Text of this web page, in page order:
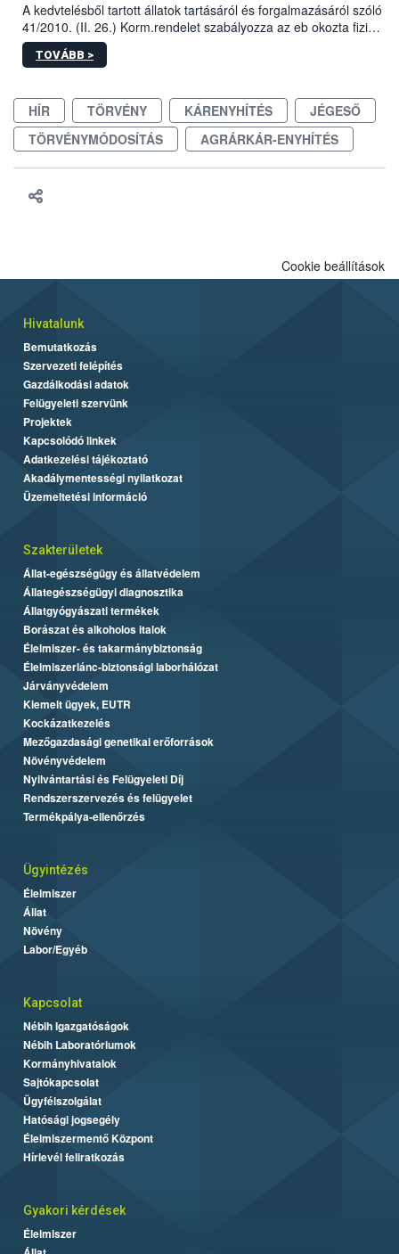
A kedvtelésből tartott állatok tartásáról és forgalmazásáról szóló
41/2010. (II. 26.) Korm.rendelet szabályozza az eb okozta fizikai
sérülés, illetve ennek veszélye keletkezésekor felmerülő
hatósági feladatokat, valamint a veszélyes eb tartását és annak
vonni az ebek viselkedésének megítélésében jártas szakértőt.
TOVÁBB >
HÍR TÖRVÉNY KÁRENYHÍTÉS
JÉGESŐ
TÖRVÉNYMÓDOSÍTÁS
AGRÁRKÁR-ENYHÍTÉS
Cookie beállítások
Hivatalunk
Bemutatkozás
Szervezeti felépítés
Gazdálkodási adatok
Felügyeleti szervünk
Projektek
Kapcsolódó linkek
Adatkezelési tájékoztató
Akadálymentességi nyilatkozat
Üzemeltetési információ
Szakterületek
Állat-egészségügy és állatvédelem
Állategészségügyi diagnosztika
Állatgyógyászati termékek
Borászat és alkoholos italok
Élelmiszer- és takarmánybiztonság
Élelmiszerlánc-biztonsági laborhálózat
Járványvédelem
Kiemelt ügyek, EUTR
Kockázatkezelés
Mezőgazdasági genetikai erőforrások
Növényvédelem
Nyilvántartási és Felügyeleti Díj
Rendszerszervezés és felügyelet
Termékpálya-ellenőrzés
Ügyintézés
Élelmiszer
Állat
Növény
Labor/Egyéb
Kapcsolat
Nébih Igazgatóságok
Nébih Laboratóriumok
Kormányhivatalok
Sajtókapcsolat
Ügyfélszolgálat
Hatósági jogsegély
Élelmiszermentő Központ
Hírlevél feliratkozás
Gyakori kérdések
Élelmiszer